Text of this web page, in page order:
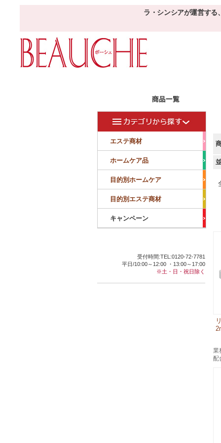
ラ・シンシアが運営する
美容液 美白 小顔・痩顔
敏
エステ商材
ホームケア品
目的別ホームケア
目的別エステ商材
キャンペーン
受付時間:TEL:0120-72-7781
平日/10:00～12:00 ・13:00～17:00
※土・日・祝日除く
業
配